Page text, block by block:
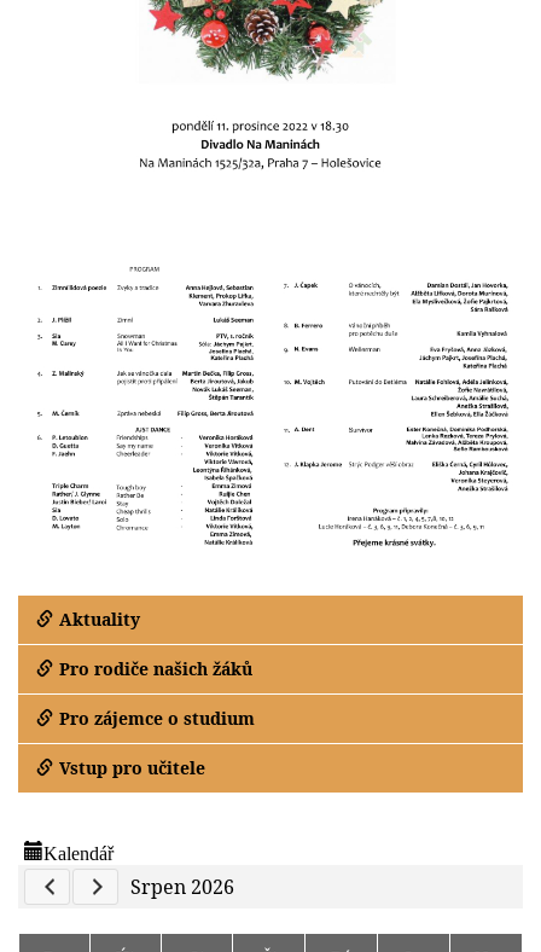
Aktuality
Pro rodiče našich žáků
Pro zájemce o studium
Vstup pro učitele
Kalendář
Previous Calendar
Next Calendar
Srpen 2026